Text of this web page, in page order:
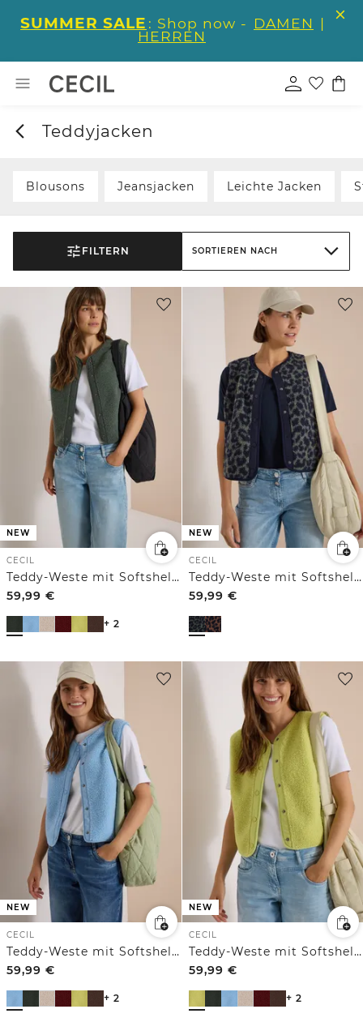
SUMMER SALE : Shop now - DAMEN |
HERREN
Teddyjacken
Blousons Jeansjacken Leichte Jacken
FILTERN SORTIEREN NACH
NEW
CECIL
Teddy-Weste mit Softshelldetails
59,99 €
+ 2
NEW
CECIL
Teddy-Weste mit Softshelldetails und Leo-Muster
59,99 €
NEW
CECIL
Teddy-Weste mit Softshelldetails
59,99 €
+ 2
NEW
CECIL
Teddy-Weste mit Softshelldetails
59,99 €
+ 2